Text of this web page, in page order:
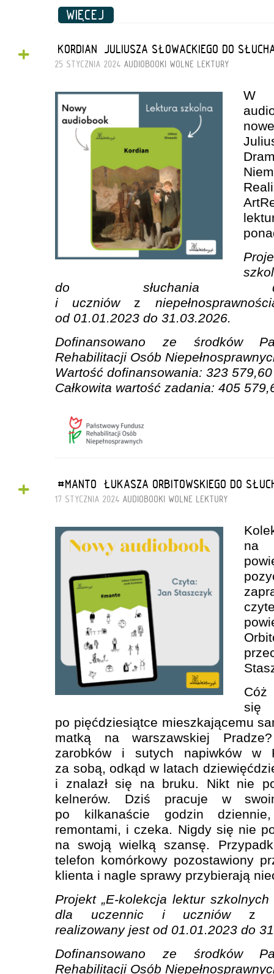
WIĘCEJ
+ „KORDIAN” JULIUSZA SŁOWACKIEGO DO
25 STYCZNIA 2024 AUDIOBOOKI WOLNE LEKTURY
W
do słuchania
i uczniówz
od 01.01.2023 do 31.03.2026.
Dofinansowano ze środków
Rehabilitacji Osób
Wartość dofinansowania: 323 579,60
Całkowita wartość zadania: 405
+ „#MANTO” ŁUKASZA ORBITOWSKIEGO DO
17 STYCZNIA 2024 AUDIOBOOKI WOLNE LEKTURY
na
Cóż
się
po pięćdziesiątce mieszkającemu
matką na warszawskiej
zarobków i sutych napiwków w
za sobą, odkąd w latach
i znalazł się na bruku. Nikt nie
kelnerów. Dziś pracuje w
po kilkanaście godzin
remontami, i czeka. Nigdy się nie
na swoją wielką szansę.
telefon komórkowy pozostawiony
klienta i nagle sprawy przybierają
Projekt „E-kolekcja lektur
dla uczennic i uczniówz
realizowany jest od 01.01.2023 do
Dofinansowano ze środków
Rehabilitacji Osób